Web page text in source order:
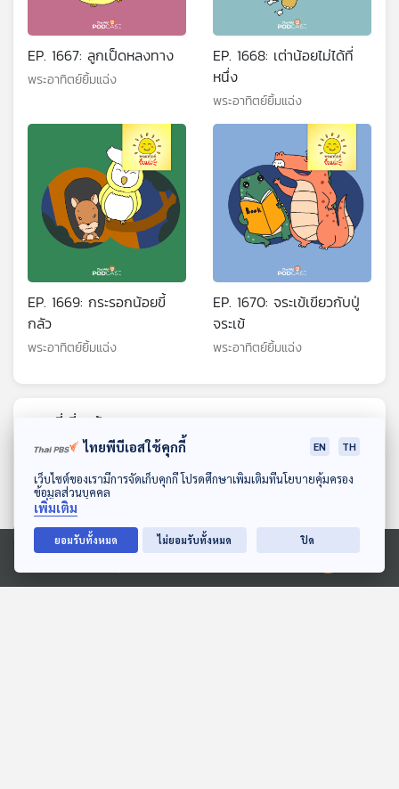
ดาวน์โหลด Thai PBS Podcast Application
Ⓒ 2020 องค์การกระจายเสียงและแพร่ภาพสาธารณะแห่งประเทศไทย
EP. 1667: ลูกเป็ดหลงทาง
พระอาทิตย์ยิ้มแฉ่ง
EP. 1668: เต่าน้อยไม่ได้ที่
หนึ่ง
พระอาทิตย์ยิ้มแฉ่ง
EP. 1669: กระรอกน้อยขี้
กลัว
พระอาทิตย์ยิ้มแฉ่ง
EP. 1670: จระเข้เขียวกับปู่
จระเข้
พระอาทิตย์ยิ้มแฉ่ง
ตอนที่เกี่ยวข้อง
ไทยพีบีเอสใช้คุกกี้ EN TH
เว็บไซต์ของเรามีการจัดเก็บคุกกี้ โปรดศึกษาเพิ่มเติมที่นโยบายคุ้มครอง
ข้อมูลส่วนบุคคล
เพิ่มเติม
ยอมรับทั้งหมด ไม่ยอมรับทั้งหมด ปิด